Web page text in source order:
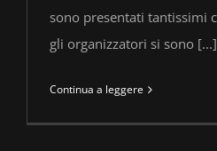
sono presentati tantissimi
gli organizzatori si sono [...]
Continua a leggere